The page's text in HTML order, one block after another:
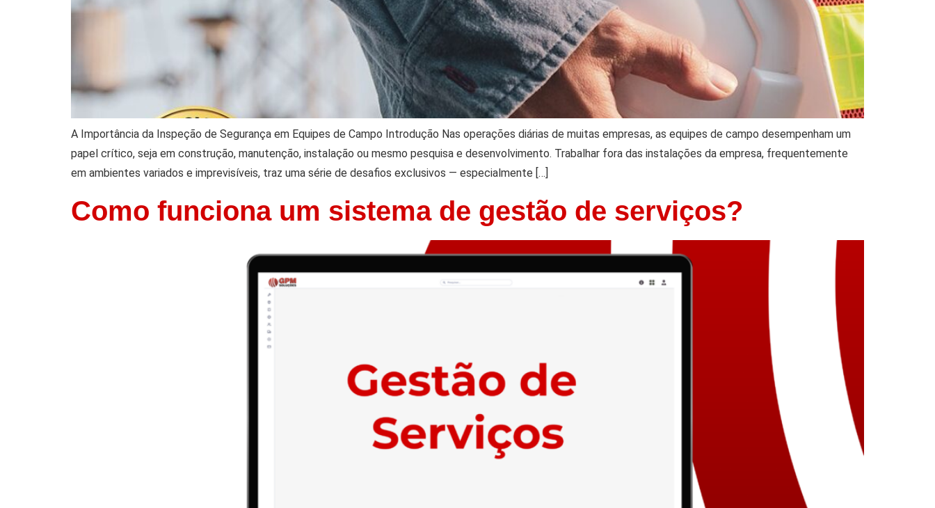
A Importância da Inspeção de Segurança em Equipes de Campo Introdução Nas operações diárias de muitas empresas, as equipes de campo desempenham um
papel crítico, seja em construção, manutenção, instalação ou mesmo pesquisa e desenvolvimento. Trabalhar fora das instalações da empresa, frequentemente
em ambientes variados e imprevisíveis, traz uma série de desafios exclusivos — especialmente […]
Como funciona um sistema de gestão de serviços?